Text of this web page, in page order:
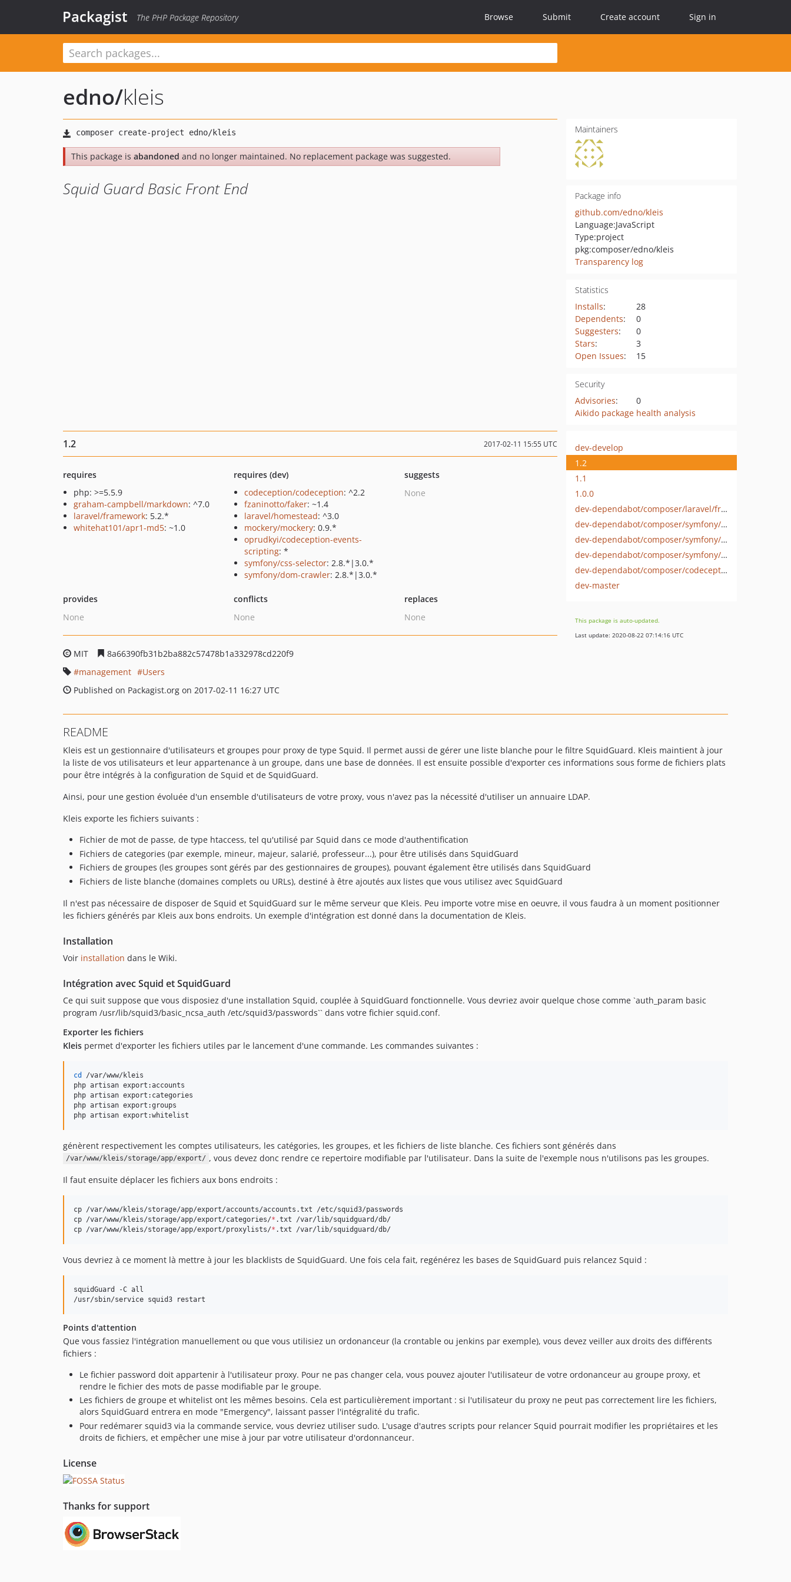
Packagist The PHP Package Repository Browse Submit Create account Sign in
edno/kleis
This package is abandoned and no longer maintained. No replacement package was suggested.
Squid Guard Basic Front End
Maintainers
Package info
github.com/edno/kleis
Language:JavaScript
Type:project
pkg:composer/edno/kleis
Transparency log
Statistics
Installs:
28
Dependents:
0
Suggesters:
0
Stars:
3
Open Issues: 15
Security
Advisories:
0
Aikido package health analysis
1.2 2017-02-11 15:55 UTC
requires
php: >=5.5.9
graham-campbell/markdown: ^7.0
laravel/framework: 5.2.*
whitehat101/apr1-md5: ~1.0
requires (dev)
codeception/codeception: ^2.2
fzaninotto/faker: ~1.4
laravel/homestead: ^3.0
mockery/mockery: 0.9.*
oprudkyi/codeception-events-
scripting: *
symfony/css-selector: 2.8.*|3.0.*
symfony/dom-crawler: 2.8.*|3.0.*
suggests
None
provides
None
conflicts
None
replaces
None
MIT
8a66390fb31b2ba882c57478b1a332978cd220f9
management
Users
Published on Packagist.org on 2017-02-11 16:27 UTC
dev-develop
1.2
1.1
1.0.0
dev-dependabot/composer/laravel/framework-6.12.0
dev-dependabot/composer/symfony/http-foundation-4.4.3
dev-dependabot/composer/symfony/http-kernel-4.3.10
dev-dependabot/composer/symfony/mime-4.4.3
dev-dependabot/composer/codeception/codeception-4.0.2
dev-master
This package is auto-updated.
Last update: 2020-08-22 07:14:16 UTC
README
Kleis est un gestionnaire d'utilisateurs et groupes pour proxy de type Squid. Il permet aussi de gérer une liste blanche pour le filtre SquidGuard. Kleis maintient à jour
la liste de vos utilisateurs et leur appartenance à un groupe, dans une base de données. Il est ensuite possible d'exporter ces informations sous forme de fichiers plats
pour être intégrés à la configuration de Squid et de SquidGuard.
Ainsi, pour une gestion évoluée d'un ensemble d'utilisateurs de votre proxy, vous n'avez pas la nécessité d'utiliser un annuaire LDAP.
Kleis exporte les fichiers suivants :
Fichier de mot de passe, de type htaccess, tel qu'utilisé par Squid dans ce mode d'authentification
Fichiers de categories (par exemple, mineur, majeur, salarié, professeur...), pour être utilisés dans SquidGuard
Fichiers de groupes (les groupes sont gérés par des gestionnaires de groupes), pouvant également être utilisés dans SquidGuard
Fichiers de liste blanche (domaines complets ou URLs), destiné à être ajoutés aux listes que vous utilisez avec SquidGuard
Il n'est pas nécessaire de disposer de Squid et SquidGuard sur le même serveur que Kleis. Peu importe votre mise en oeuvre, il vous faudra à un moment positionner
les fichiers générés par Kleis aux bons endroits. Un exemple d'intégration est donné dans la documentation de Kleis.
Installation
Voir installation dans le Wiki.
Intégration avec Squid et SquidGuard
Ce qui suit suppose que vous disposiez d'une installation Squid, couplée à SquidGuard fonctionnelle. Vous devriez avoir quelque chose comme `auth_param basic
program /usr/lib/squid3/basic_ncsa_auth /etc/squid3/passwords`` dans votre fichier squid.conf.
Exporter les fichiers
Kleis permet d'exporter les fichiers utiles par le lancement d'une commande. Les commandes suivantes :
cd
/var/www/kleis
php artisan export:accounts
php artisan export:categories
php artisan export:groups
php artisan export:whitelist
génèrent respectivement les comptes utilisateurs, les catégories, les groupes, et les fichiers de liste blanche. Ces fichiers sont générés dans
/var/www/kleis/storage/app/export/ , vous devez donc rendre ce repertoire modifiable par l'utilisateur. Dans la suite de l'exemple nous n'utilisons pas les groupes.
Il faut ensuite déplacer les fichiers aux bons endroits :
cp /var/www/kleis/storage/app/export/accounts/accounts.txt /etc/squid3/passwords
cp /var/www/kleis/storage/app/export/categories/* .txt /var/lib/squidguard/db/
cp /var/www/kleis/storage/app/export/proxylists/* .txt /var/lib/squidguard/db/
Vous devriez à ce moment là mettre à jour les blacklists de SquidGuard. Une fois cela fait, regénérez les bases de SquidGuard puis relancez Squid :
squidGuard -C all
/usr/sbin/service squid3 restart
Points d'attention
Que vous fassiez l'intégration manuellement ou que vous utilisiez un ordonanceur (la crontable ou jenkins par exemple), vous devez veiller aux droits des différents
fichiers :
Le fichier password doit appartenir à l'utilisateur proxy. Pour ne pas changer cela, vous pouvez ajouter l'utilisateur de votre ordonanceur au groupe proxy, et
rendre le fichier des mots de passe modifiable par le groupe.
Les fichiers de groupe et whitelist ont les mêmes besoins. Cela est particulièrement important : si l'utilisateur du proxy ne peut pas correctement lire les fichiers,
alors SquidGuard entrera en mode "Emergency", laissant passer l'intégralité du trafic.
Pour redémarer squid3 via la commande service, vous devriez utiliser sudo. L'usage d'autres scripts pour relancer Squid pourrait modifier les propriétaires et les
droits de fichiers, et empêcher une mise à jour par votre utilisateur d'ordonnanceur.
License
Thanks for support